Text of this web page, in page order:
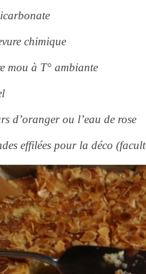
chimique
mou à T° ambiante
d’oranger ou l’eau de rose
effilées pour la déco